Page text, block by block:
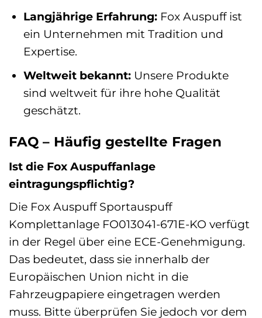
Langjährige Erfahrung:Fox Auspuff ist
ein Unternehmen mit Tradition und
Expertise.
Weltweit bekannt:Unsere Produkte
sind weltweit für ihre hohe Qualität
geschätzt.
FAQ – Häufig gestellte Fragen
Ist die Fox Auspuffanlage
eintragungspflichtig?
Die Fox Auspuff Sportauspuff
Komplettanlage FO013041-671E-KO verfügt
in der Regel über eine ECE-Genehmigung.
Das bedeutet, dass sie innerhalb der
Europäischen Union nicht in die
Fahrzeugpapiere eingetragen werden
muss. Bitte überprüfen Sie jedoch vor dem